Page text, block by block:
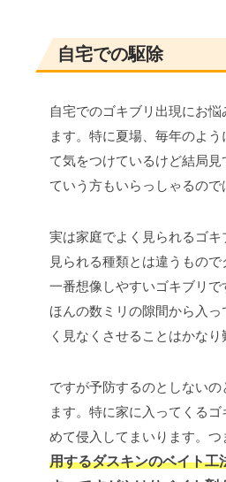
自宅での駆除
自宅でのゴキブリ出現にお
ます。特に夏場、毎年のよ
て気をつけているけど結局
ていう方もいらっしゃるので
実は家庭でよく見られるゴキ
見られる種類とは違うもので
一番想像しやすいゴキブリ
ほんの数ミリの隙間から入
く見なくさせることはかなり
ですが予防するのとしないの
ます。特に家に入ってくる
めて侵入してまいります。つ
用するダスキンのベイト工